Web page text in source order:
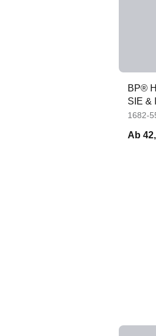
BP®
SIE &
1682-
Ab